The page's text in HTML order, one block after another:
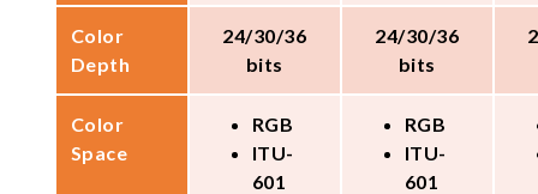
Color
Depth
24/30/36
bits
24/30/36
bits
Color
Space
RGB
ITU-
601
RGB
ITU-
601